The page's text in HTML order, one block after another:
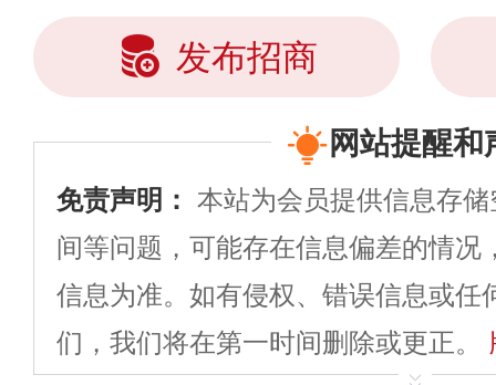
发布招商
网站提醒和
免责声明： 本站为会员提供信息存
间等问题，可能存在信息偏差的情况
信息为准。如有侵权、错误信息或任
们，我们将在第一时间删除或更正。